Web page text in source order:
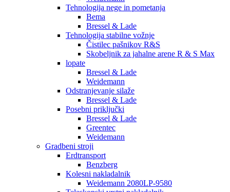
Tehnologija nege in pometanja
Bema
Bressel & Lade
Tehnologija stabilne vožnje
Čistilec pašnikov R&S
Skobeljnik za jahalne arene R & S Max
lopate
Bressel & Lade
Weidemann
Odstranjevanje silaže
Bressel & Lade
Posebni priključki
Bressel & Lade
Greentec
Weidemann
Gradbeni stroji
Erdtransport
Benzberg
Kolesni nakladalnik
Weidemann 2080LP-9580